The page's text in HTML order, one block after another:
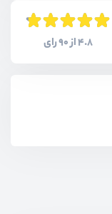
4.8 از 90 رای